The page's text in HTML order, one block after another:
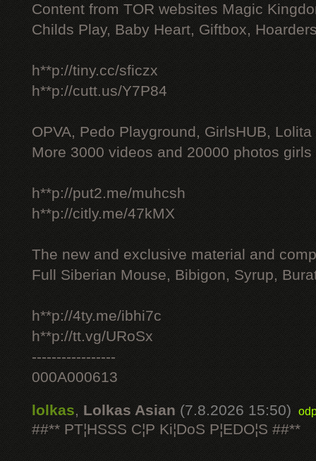
Content from TOR websites Magic
Childs Play, Baby Heart, Giftbox,
h**p://tiny.cc/sficzx
h**p://cutt.us/Y7P84
OPVA, Pedo Playground, GirlsHUB, Lolita
More 3000 videos and 20000 photos
h**p://put2.me/muhcsh
h**p://citly.me/47kMX
The new and exclusive material and
Full Siberian Mouse, Bibigon, Syrup,
h**p://4ty.me/ibhi7c
h**p://tt.vg/URoSx
-----------------
000A000613
lolkas,Lolkas Asian (7.8.2026 15:50)
##** PT¦HSSS C¦P Ki¦DoS P¦EDO¦S ##**